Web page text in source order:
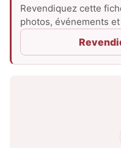
Revendiquez cette
photos, événements